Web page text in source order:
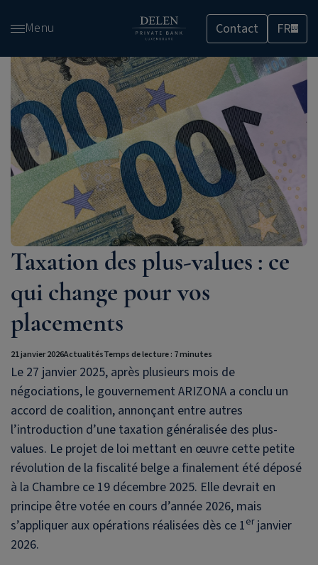
au
contenu
Menu Contact FRLU
Taxation des plus-values : ce
qui change pour vos
placements
21 janvier 2026ActualitésTemps de lecture : 7 minutes
Le 27 janvier 2025, après plusieurs mois de
négociations, le gouvernement ARIZONA a conclu un
accord de coalition, annonçant entre autres
l’introduction d’une taxation généralisée des plus-
values. Le projet de loi mettant en œuvre cette petite
révolution de la fiscalité belge a finalement été déposé
à la Chambre ce 19 décembre 2025. Elle devrait en
principe être votée en cours d’année 2026, mais
s’appliquer aux opérations réalisées dès ce 1erjanvier
2026.